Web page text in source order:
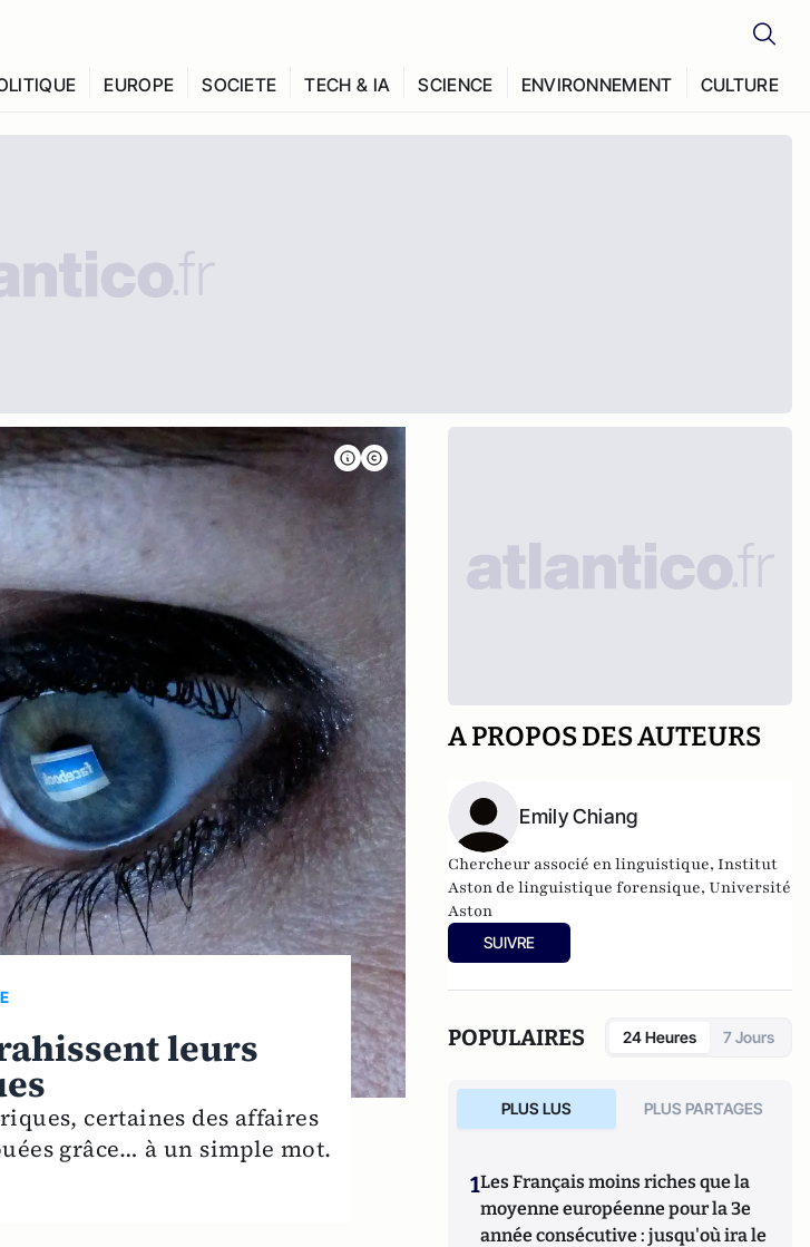
EUROPE SOCIETE TECH & IA SCIENCE ENVIRONNEMENT CULTURE
leurs
certaines des affaires
grâce… à un simple mot.
A PROPOS DES AUTEURS
Emily Chiang
Chercheur associé en linguistique, Institut
Aston de linguistique forensique, Université
Aston
SUIVRE
POPULAIRES 24 Heures 7 Jours
PLUS LUS PLUS PARTAGES
1Les Français moins riches que la
moyenne européenne pour la 3e
année consécutive : jusqu'où ira le